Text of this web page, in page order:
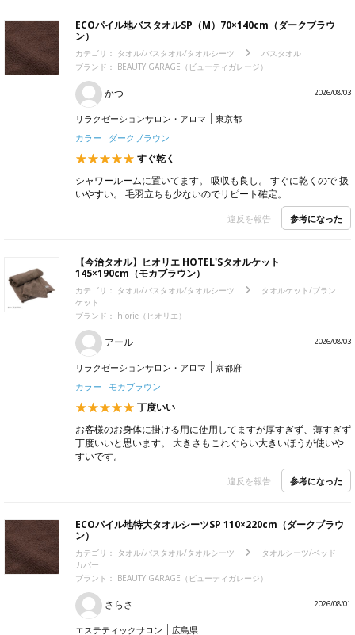
ECOパイル地バスタオルSP（M）70×140cm（ダークブラウ
ン）
カテゴリ： タオル/バスタオル/タオルシーツ
バスタオル
ブランド： BEAUTY GARAGE（ビューティガレージ）
かつ 2026/08/03
リラクゼーションサロン・アロマ
東京都
カラー : ダークブラウン
すぐ乾く
シャワールームに置いてます。 吸収も良し。 すぐに乾くので 扱
いやすい。 毛羽立ちも少ないのでリピート確定。
違反を報告 参考になった
【今治タオル】ヒオリエ HOTEL'Sタオルケット
145×190cm（モカブラウン）
カテゴリ： タオル/バスタオル/タオルシーツ
タオルケット/ブラン
ケット
ブランド： hiorie（ヒオリエ）
アール 2026/08/03
リラクゼーションサロン・アロマ
京都府
カラー : モカブラウン
丁度いい
お客様のお身体に掛ける用に使用してますが厚すぎず、薄すぎず
丁度いいと思います。 大きさもこれぐらい大きいほうが使いや
すいです。
違反を報告 参考になった
ECOパイル地特大タオルシーツSP 110×220cm（ダークブラウ
ン）
カテゴリ： タオル/バスタオル/タオルシーツ
タオルシーツ/ベッド
カバー
ブランド： BEAUTY GARAGE（ビューティガレージ）
さらさ 2026/08/01
エステティックサロン 広島県